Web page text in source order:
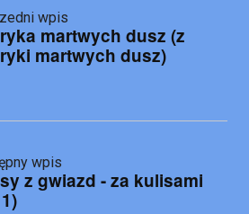
wpis
martwych dusz (z
martwych dusz)
wpis
z gwiazd - za kulisami